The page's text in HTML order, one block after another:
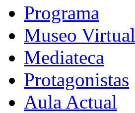
Programa
Museo Virtual
Mediateca
Protagonistas
Aula Actual